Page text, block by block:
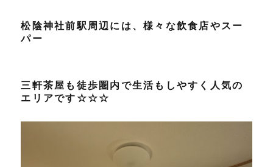
松陰神社前駅周辺には、様々な飲食店やスー
パー
三軒茶屋も徒歩圏内で生活もしやすく人気の
エリアです☆☆☆